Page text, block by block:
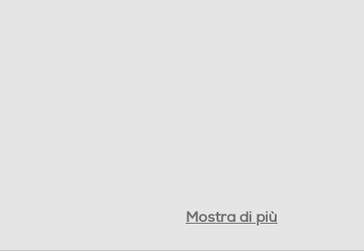
Mostra di più